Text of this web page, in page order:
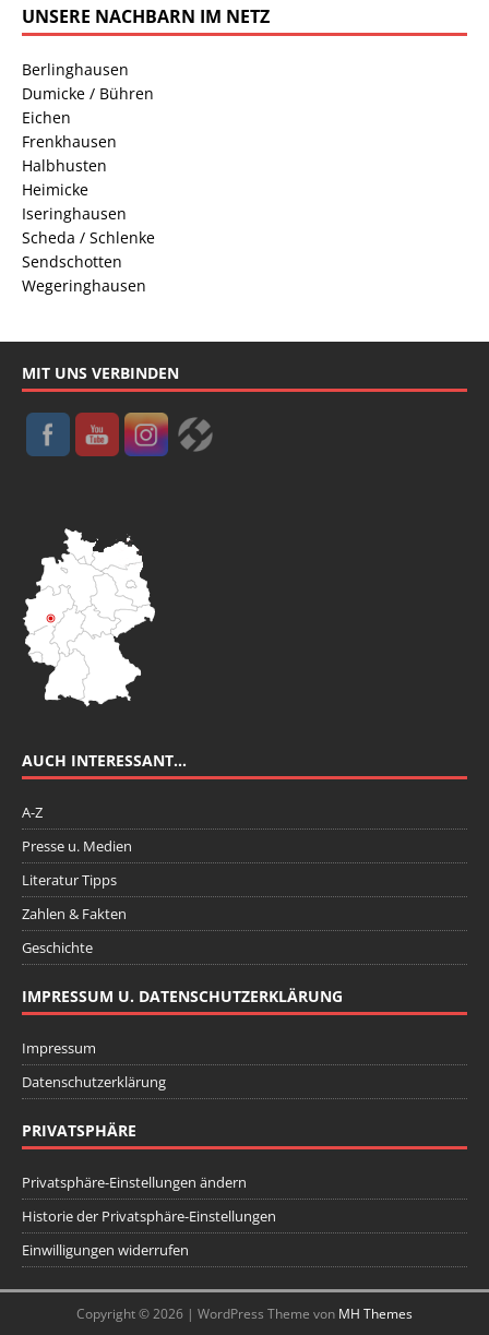
UNSERE NACHBARN IM NETZ
Berlinghausen
Dumicke / Bühren
Eichen
Frenkhausen
Halbhusten
Heimicke
Iseringhausen
Scheda / Schlenke
Sendschotten
Wegeringhausen
MIT UNS VERBINDEN
AUCH INTERESSANT…
A-Z
Presse u. Medien
Literatur Tipps
Zahlen & Fakten
Geschichte
IMPRESSUM U. DATENSCHUTZERKLÄRUNG
Impressum
Datenschutzerklärung
PRIVATSPHÄRE
Privatsphäre-Einstellungen ändern
Historie der Privatsphäre-Einstellungen
Einwilligungen widerrufen
Copyright © 2026 | WordPress Theme von MH Themes